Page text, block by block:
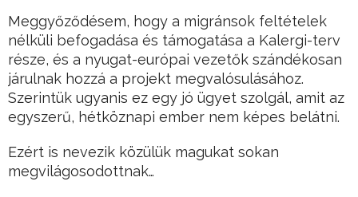
Meggyőződésem, hogy a migránsok feltételek
nélküli befogadása és támogatása a Kalergi-terv
része, és a nyugat-európai vezetők szándékosan
járulnak hozzá a projekt megvalósulásához.
Szerintük ugyanis ez egy jó ügyet szolgál, amit az
egyszerű, hétköznapi ember nem képes belátni.
Ezért is nevezik közülük magukat sokan
megvilágosodottnak…